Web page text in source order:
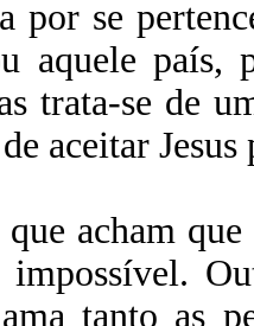
por se
aquele país,
trata-se de
aceitar Jesus
que acham
impossível.
tanto as